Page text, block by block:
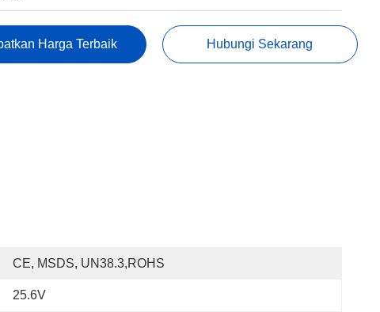
Harga Terbaik Hubungi Sekarang
CE, MSDS, UN38.3,ROHS
25.6V